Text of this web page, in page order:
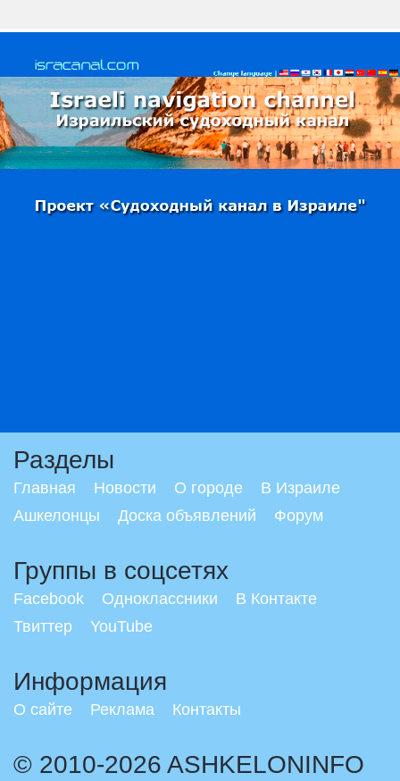
Разделы
Главная Новости О городе
В Израиле
Ашкелонцы
Доска объявлений Форум
Группы в соцсетях
Facebook Одноклассники
В Контакте
Твиттер
YouTube
Информация
О сайте Реклама Контакты
© 2010-2026 ASHKELONINFO